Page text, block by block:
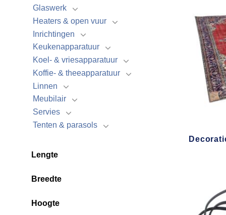
Glaswerk
Heaters & open vuur
Inrichtingen
Keukenapparatuur
Koel- & vriesapparatuur
Koffie- & theeapparatuur
Linnen
Meubilair
Servies
Tenten & parasols
Lengte
Breedte
Hoogte